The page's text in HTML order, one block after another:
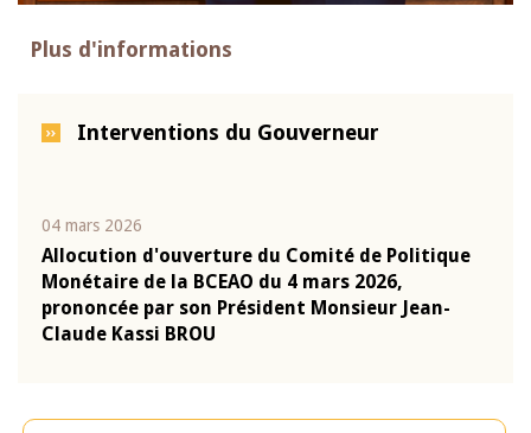
Plus d'informations
Interventions du Gouverneur
04 mars 2026
Allocution d'ouverture du Comité de Politique
Monétaire de la BCEAO du 4 mars 2026,
prononcée par son Président Monsieur Jean-
Claude Kassi BROU